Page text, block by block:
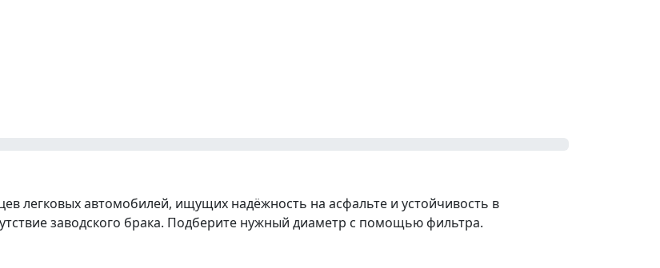
легковых автомобилей, ищущих надёжность на асфальте и устойчивость в
заводского брака. Подберите нужный диаметр с помощью фильтра.